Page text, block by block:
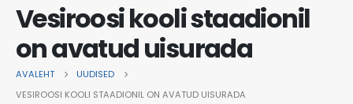
Vesiroosi kooli staadionil
on avatud uisurada
AVALEHT
UUDISED
VESIROOSI KOOLI STAADIONIL ON AVATUD UISURADA